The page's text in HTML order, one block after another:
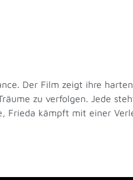
Der Film zeigt ihre
zu verfolgen. Jede
Frieda kämpft mit einer